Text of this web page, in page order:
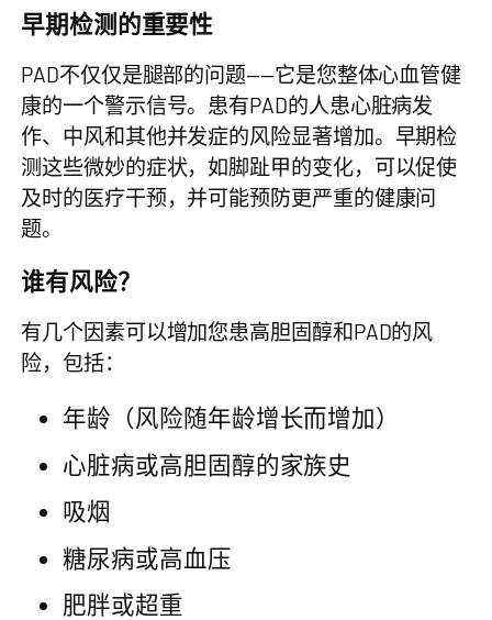
早期检测的重要性
PAD不仅仅是腿部的问题——它是您整体心血管健
康的一个警示信号。患有PAD的人患心脏病发
作、中风和其他并发症的风险显著增加。早期检
测这些微妙的症状，如脚趾甲的变化，可以促使
及时的医疗干预，并可能预防更严重的健康问
题。
谁有风险？
有几个因素可以增加您患高胆固醇和PAD的风
险，包括：
年龄（风险随年龄增长而增加）
心脏病或高胆固醇的家族史
吸烟
糖尿病或高血压
肥胖或超重